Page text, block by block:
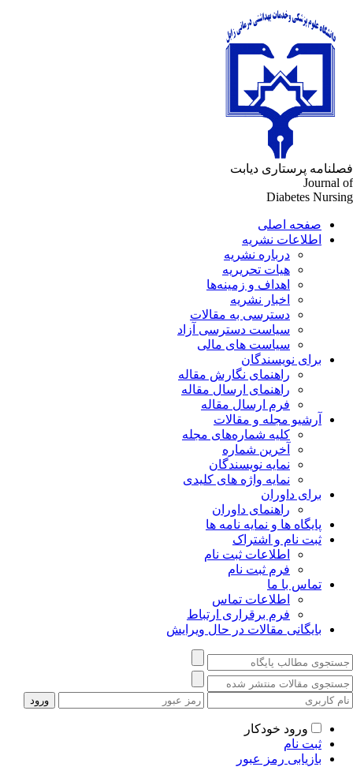
پرستاری دیابت
Journal
Diabetes
صفحه اصلی
اطلاعات نشریه
درباره نشریه
هیات تحریریه
اهداف و زمینه‌ها
اخبار نشریه
دسترسی به مقالات
سیاست دسترسی آزاد
سیاست های مالی
برای نویسندگان
راهنمای نگارش مقاله
راهنمای ارسال مقاله
فرم ارسال مقاله
آرشیو مجله و مقالات
کلیه شماره‌های مجله
آخرین شماره
نمایه نویسندگان
نمایه واژه های کلیدی
برای داوران
راهنمای داوران
پایگاه ها و نمایه نامه ها
ثبت نام و اشتراک
اطلاعات ثبت نام
فرم ثبت نام
تماس با ما
اطلاعات تماس
فرم برقراری ارتباط
بایگانی مقالات در حال ویرایش
ورود خودکار
ثبت نام
بازیابی رمز عبور